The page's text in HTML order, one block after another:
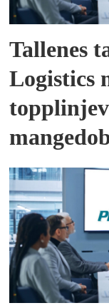
Tallenes
Logistics